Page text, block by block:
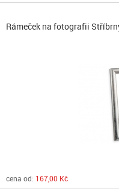
Rámeček na fotografii
cena od: 167,00 Kč